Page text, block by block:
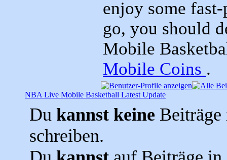
enjoy some
go, you should
Mobile
Mobile Coins .
NBA Live Mobile Basketball Latest Update
Du kannst keine Beiträge
schreiben.